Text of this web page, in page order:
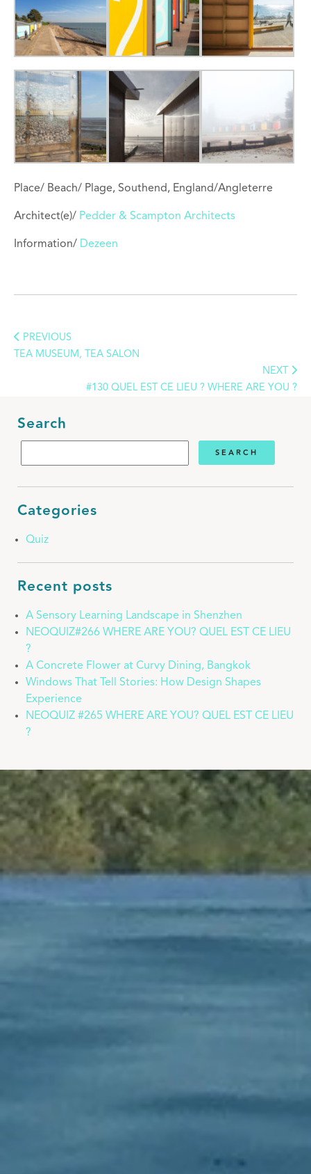
Place/ Beach/ Plage, Southend, England/Angleterre
Architect(e)/ Pedder & Scampton Architects
Information/ Dezeen
PREVIOUS
TEA MUSEUM, TEA SALON
NEXT
#130 QUEL EST CE LIEU ? WHERE ARE YOU ?
Search
Categories
Quiz
Recent posts
A Sensory Learning Landscape in Shenzhen
NEOQUIZ#266 WHERE ARE YOU? QUEL EST CE LIEU
?
A Concrete Flower at Curvy Dining, Bangkok
Windows That Tell Stories: How Design Shapes
Experience
NEOQUIZ #265 WHERE ARE YOU? QUEL EST CE LIEU
?